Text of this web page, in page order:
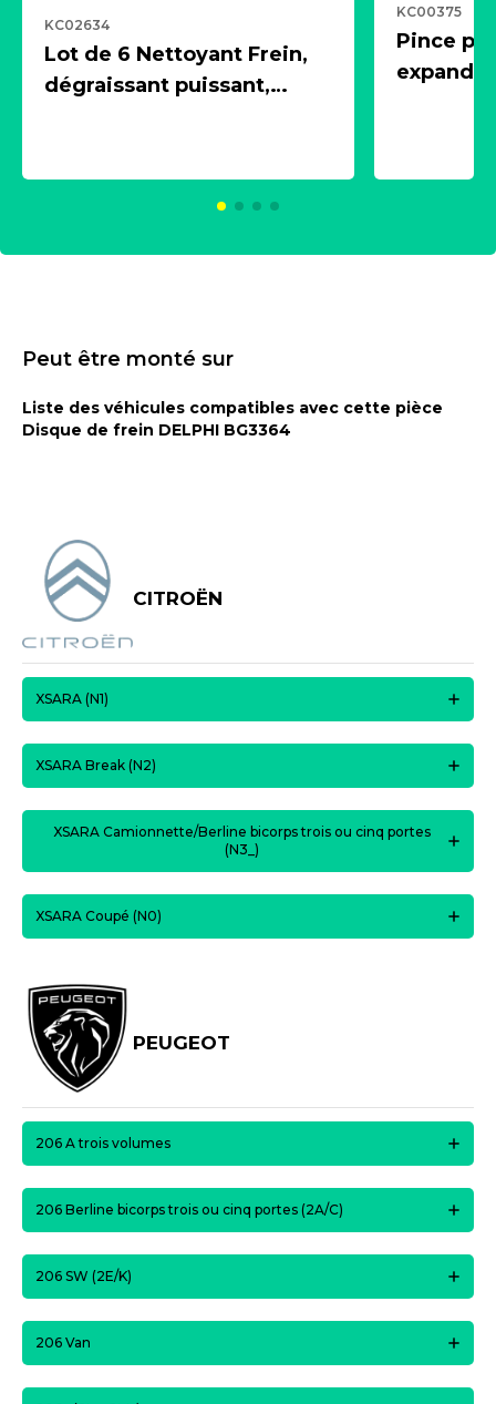
KC02634
Lot de 6 Nettoyant Frein,
dégraissant puissant,
KC00375
Pince
Peut être monté sur
Liste des véhicules compatibles avec cette pièce
Disque de frein DELPHI BG3364
CITROËN
XSARA (N1)
XSARA Break (N2)
XSARA Camionnette/Berline bicorps trois ou cinq portes
(N3_)
XSARA Coupé (N0)
PEUGEOT
206 A trois volumes
206 Berline bicorps trois ou cinq portes (2A/C)
206 SW (2E/K)
206 Van